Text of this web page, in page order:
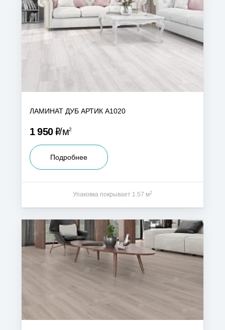
ЛАМИНАТ ДУБ АРТИК А1020
1 950Р м2
Подробнее
Упаковка покрывает 1.57 м2